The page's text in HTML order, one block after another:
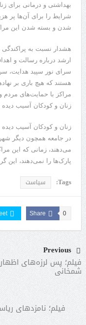
بهداشتی و درمانی برای
شرایط را برای آن‌ها پر
شدن و بسته شدن این
هشدار نسبت به
ارشد درباره رسالت و
سرای نور سپید هدایت،
هستند که هیچ باری بر
مراکز با حمایت‌های مردم
زنان و کودکان آسیب دیده
زنان و کودکان آسیب
در جامعه همچون دیگر
می‌دهند، زمانی که این
پارک‌ها را نمی‌دهند، این
Tags: سیاست
Share 0
Previous
فیلم؛ پس لرزه‌های
شمخانی
فیلم؛ نامزدهای